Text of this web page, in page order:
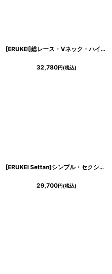
[ERUKEI]総レース・Vネック・ハイウエスト・フリル・Aライン・ノースリーブ・ロングドレス[山崎みどり着用]《送料＆代引き手数料無料》mybkwh
32,780円(税込)
[ERUKEI Settan]シンプル・セクシー・フロント&サイドメッシュ・ライン模様・マーメイド・ロングドレス《送料＆代引き手数料無料》
29,700円(税込)